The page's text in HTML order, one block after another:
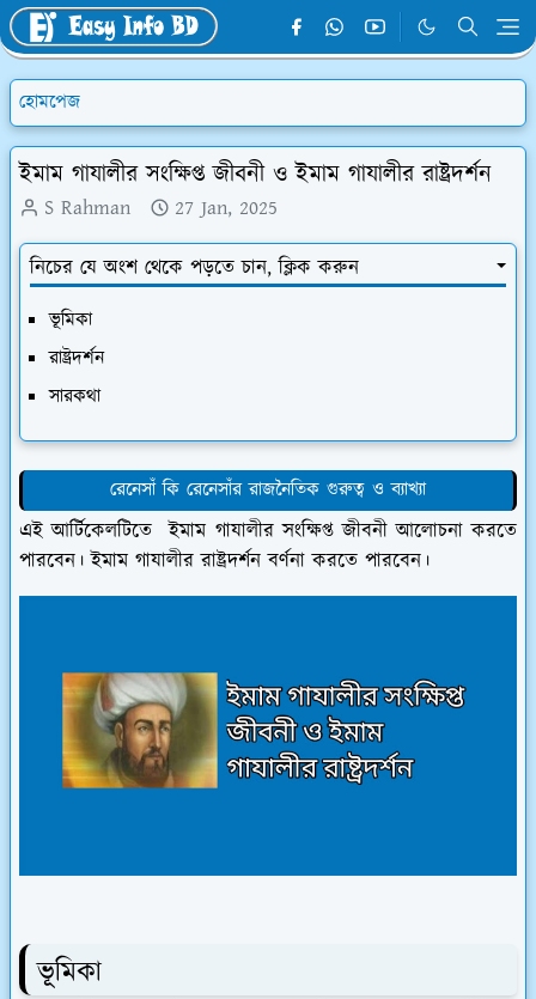
হোমপেজ
ইমাম গাযালীর সংক্ষিপ্ত জীবনী ও ইমাম গাযালীর রাষ্ট্রদর্শন
S Rahman 27 Jan, 2025
নিচের যে অংশ থেকে পড়তে চান, ক্লিক করুন
ভূমিকা
রাষ্ট্রদর্শন
সারকথা
রেনেসাঁ কি রেনেসাঁর রাজনৈতিক গুরুত্ব ও ব্যাখ্যা
এই আর্টিকেলটিতে ইমাম গাযালীর সংক্ষিপ্ত জীবনী আলোচনা করতে
পারবেন। ইমাম গাযালীর রাষ্ট্রদর্শন বর্ণনা করতে পারবেন।
ভূমিকা